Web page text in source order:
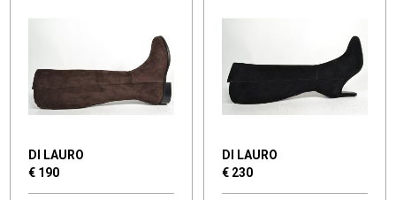
DI LAURO
€ 190
DI LAURO
€ 230